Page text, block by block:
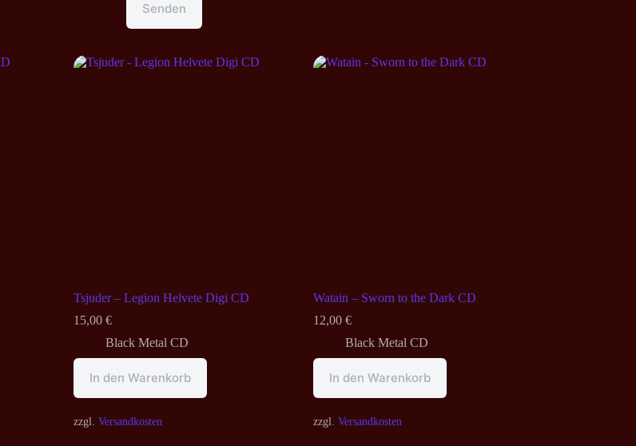
Senden
Tsjuder – Legion Helvete Digi CD
15,00 €
Black Metal CD
In den Warenkorb
zzgl. Versandkosten
Watain – Sworn to the Dark CD
12,00 €
Black Metal CD
In den Warenkorb
zzgl. Versandkosten